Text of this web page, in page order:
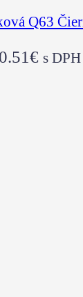
Q63
€ s DPH